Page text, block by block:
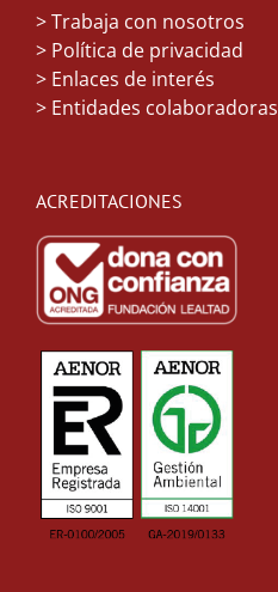
>Trabaja con nosotros
> Política de privacidad
> Enlaces de interés
> Entidades colaboradoras
ACREDITACIONES